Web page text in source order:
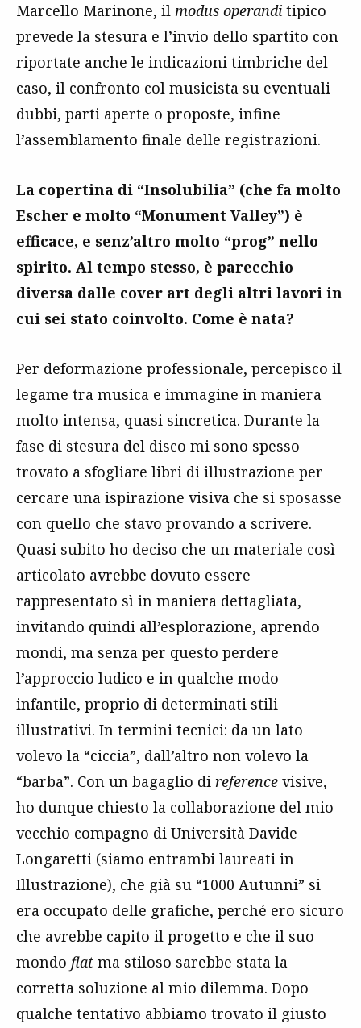
Marcello Marinone, il modus operandi tipico
prevede la stesura e l’invio dello spartito con
riportate anche le indicazioni timbriche del
caso, il confronto col musicista su eventuali
dubbi, parti aperte o proposte, infine
l’assemblamento finale delle registrazioni.
La copertina di “Insolubilia” (che fa molto
Escher e molto “Monument Valley”) è
efficace, e senz’altro molto “prog” nello
spirito. Al tempo stesso, è parecchio
diversa dalle cover art degli altri lavori in
cui sei stato coinvolto. Come è nata?
Per deformazione professionale, percepisco il
legame tra musica e immagine in maniera
molto intensa, quasi sincretica. Durante la
fase di stesura del disco mi sono spesso
trovato a sfogliare libri di illustrazione per
cercare una ispirazione visiva che si sposasse
con quello che stavo provando a scrivere.
Quasi subito ho deciso che un materiale così
articolato avrebbe dovuto essere
rappresentato sì in maniera dettagliata,
invitando quindi all’esplorazione, aprendo
mondi, ma senza per questo perdere
l’approccio ludico e in qualche modo
infantile, proprio di determinati stili
illustrativi. In termini tecnici: da un lato
volevo la “ciccia”, dall’altro non volevo la
“barba”. Con un bagaglio di reference visive,
ho dunque chiesto la collaborazione del mio
vecchio compagno di Università Davide
Longaretti (siamo entrambi laureati in
Illustrazione), che già su “1000 Autunni” si
era occupato delle grafiche, perché ero sicuro
che avrebbe capito il progetto e che il suo
mondo flat ma stiloso sarebbe stata la
corretta soluzione al mio dilemma. Dopo
qualche tentativo abbiamo trovato il giusto